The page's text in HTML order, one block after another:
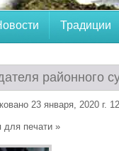
Традиции
районного
23 января, 2020 г.
для печати »